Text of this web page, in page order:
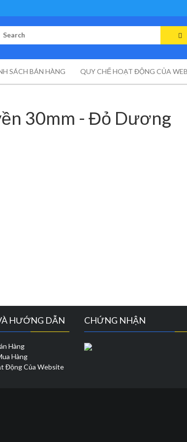
SÁCH BÁN HÀNG QUY CHẾ HOẠT ĐỘNG CỦA
30mm - Đỏ Dương
HƯỚNG DẪN
Hàng
Hàng
Động Của Website
CHỨNG NHẬN